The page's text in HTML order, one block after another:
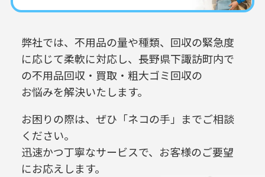
弊社では、不用品の量や種類、回収の緊急度
に応じて柔軟に対応し、 長野県下諏訪町内で
の不用品回収・買取・粗大ゴミ回収の
お悩みを解決いたします。
お困りの際は、ぜひ「ネコの手」までご相談
ください。
迅速かつ丁寧なサービスで、お客様のご要望
にお応えします。